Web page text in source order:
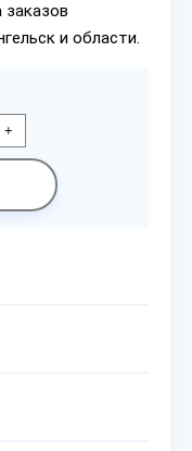
и области.
+